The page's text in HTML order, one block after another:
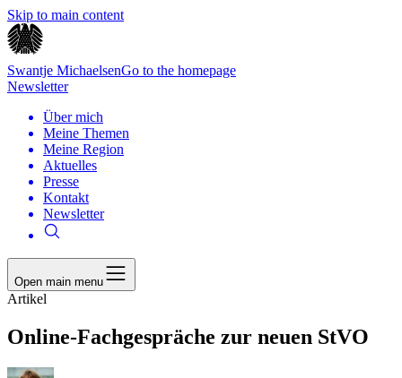
Skip to main content
Swantje MichaelsenGo to the homepage
Newsletter
Über mich
Meine Themen
Meine Region
Aktuelles
Presse
Kontakt
Newsletter
Open main menu
Artikel
Online-Fachgespräche zur neuen StVO